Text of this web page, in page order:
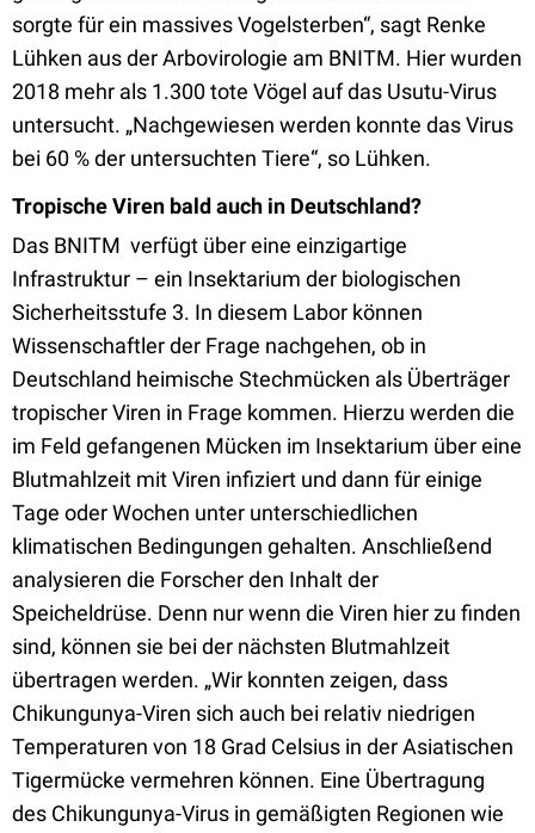
sorgte für ein massives Vogelsterben“, sagt Renke
Lühken aus der Arbovirologie am BNITM. Hier wurden
2018 mehr als 1.300 tote Vögel auf das Usutu-Virus
untersucht. „Nachgewiesen werden konnte das Virus
bei 60 % der untersuchten Tiere“, so Lühken.
Tropische Viren bald auch in Deutschland?
Das BNITM verfügt über eine einzigartige
Infrastruktur – ein Insektarium der biologischen
Sicherheitsstufe 3. In diesem Labor können
Wissenschaftler der Frage nachgehen, ob in
Deutschland heimische Stechmücken als Überträger
tropischer Viren in Frage kommen. Hierzu werden die
im Feld gefangenen Mücken im Insektarium über eine
Blutmahlzeit mit Viren infiziert und dann für einige
Tage oder Wochen unter unterschiedlichen
klimatischen Bedingungen gehalten. Anschließend
analysieren die Forscher den Inhalt der
Speicheldrüse. Denn nur wenn die Viren hier zu finden
sind, können sie bei der nächsten Blutmahlzeit
übertragen werden. „Wir konnten zeigen, dass
Chikungunya-Viren sich auch bei relativ niedrigen
Temperaturen von 18 Grad Celsius in der Asiatischen
Tigermücke vermehren können. Eine Übertragung
des Chikungunya-Virus in gemäßigten Regionen wie